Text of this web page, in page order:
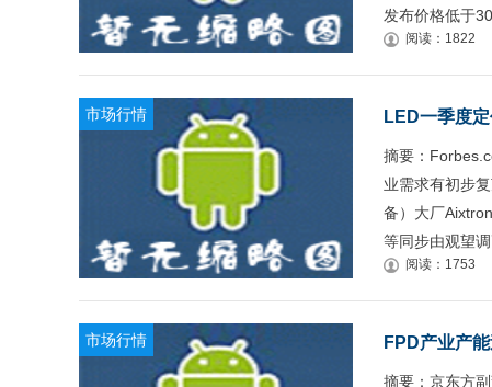
发布价格低于
阅读：1822
市场行情 LED一季度
摘要：
业需求有初步
备）大厂
等同步由观望
阅读：1753
市场行情 FPD产业产
摘要：京东方